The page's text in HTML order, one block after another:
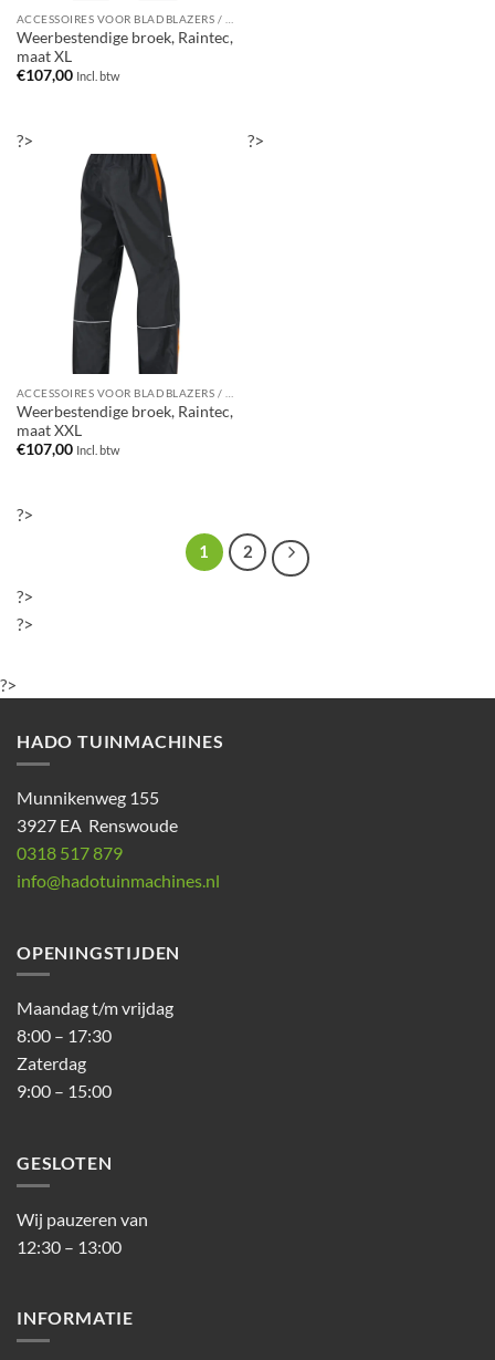
Weerbestendige broek, Raintec,
maat XL
€107,00 Incl. btw
?>
Weerbestendige broek, Raintec,
maat XXL
€107,00 Incl. btw
?>
?>
1 2
?>
?>
?>
HADO TUINMACHINES
Munnikenweg 155
3927 EA Renswoude
0318 517 879
info@hadotuinmachines.nl
OPENINGSTIJDEN
Maandag t/m vrijdag
8:00 – 17:30
Zaterdag
9:00 – 15:00
GESLOTEN
Wij pauzeren van
12:30 – 13:00
INFORMATIE